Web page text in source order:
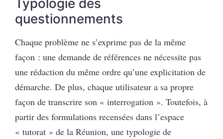
Typologie des
questionnements
Chaque problème ne s’exprime pas de la même
façon : une demande de références ne nécessite pas
une rédaction du même ordre qu’une explicitation de
démarche. De plus, chaque utilisateur a sa propre
façon de transcrire son « interrogation ». Toutefois, à
partir des formulations recensées dans l’espace
« tutorat » de la Réunion, une typologie de